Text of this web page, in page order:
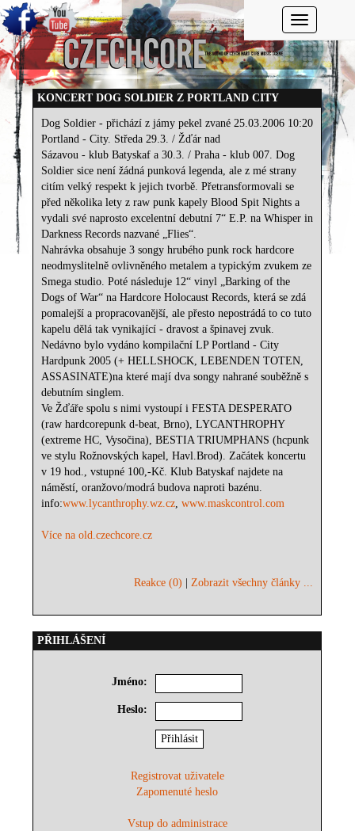
Toggle
KONCERT DOG SOLDIER Z PORTLAND CITY
25.03.2006 10:20
Dog Soldier - přichází z jámy pekel zvané
Portland - City. Středa 29.3. / Žďár nad
Sázavou - klub Batyskaf a 30.3. / Praha - klub 007. Dog
Soldier sice není žádná punková legenda, ale z mé strany
citím velký respekt k jejich tvorbě. Přetransformovali se
před několika lety z raw punk kapely Blood Spit Nights a
vydali své naprosto excelentní debutní 7“ E.P. na Whisper in
Darkness Records nazvané „Flies“.
Nahrávka obsahuje 3 songy hrubého punk rock hardcore
neodmyslitelně ovlivněného metalem a typickým zvukem ze
Smega studio. Poté následuje 12“ vinyl „Barking of the
Dogs of War“ na Hardcore Holocaust Records, která se zdá
pomalejší a propracovanější, ale přesto nepostrádá to co tuto
kapelu dělá tak vynikající - dravost a špinavej zvuk.
Nedávno bylo vydáno kompilační LP Portland - City
Hardpunk 2005 (+ HELLSHOCK, LEBENDEN TOTEN,
ASSASINATE)na které mají dva songy nahrané souběžně s
debutním singlem.
Ve Žďáře spolu s nimi vystoupí i FESTA DESPERATO
(raw hardcorepunk d-beat, Brno), LYCANTHROPHY
(extreme HC, Vysočina), BESTIA TRIUMPHANS (hcpunk
ve stylu Rožnovských kapel, Havl.Brod). Začátek koncertu
v 19 hod., vstupné 100,-Kč. Klub Batyskaf najdete na
náměstí, oranžovo/modrá budova naproti bazénu.
info:www.lycanthrophy.wz.cz,www.maskcontrol.com
Více na old.czechcore.cz
Reakce (0) |Zobrazit všechny články ...
PŘIHLÁŠENÍ
Jméno:
Heslo:
Registrovat uživatele
Zapomenuté heslo
Vstup do administrace